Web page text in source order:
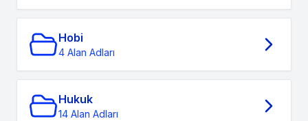
Hobi
4 Alan Adları
Hukuk
14 Alan Adları